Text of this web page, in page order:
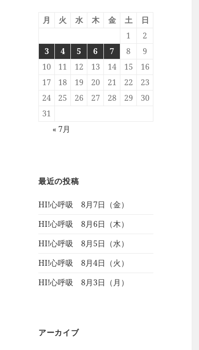
月 火 水 木 金 土
日
1
2
3
4 5 6 7 8
9
10
11 12 13 14 15
16
17
18 19 20 21 22
23
24
25 26 27 28 29
30
31
« 7月
最近の投稿
HI!心呼吸 8月7日（金）
HI!心呼吸 8月6日（木）
HI!心呼吸 8月5日（水）
HI!心呼吸 8月4日（火）
HI!心呼吸 8月3日（月）
アーカイブ